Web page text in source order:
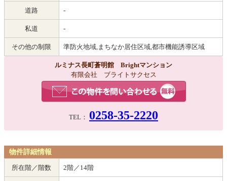
道路 -
私道 -
その他の制限 準防火地域,まちなか居住区域,都市機能誘導区域
ルミナス長町蒼明館 Brightマンション
有限会社 ブライトサクセス
TEL： 0258-35-2220
物件詳細情報
所在階／階数 2階／14階